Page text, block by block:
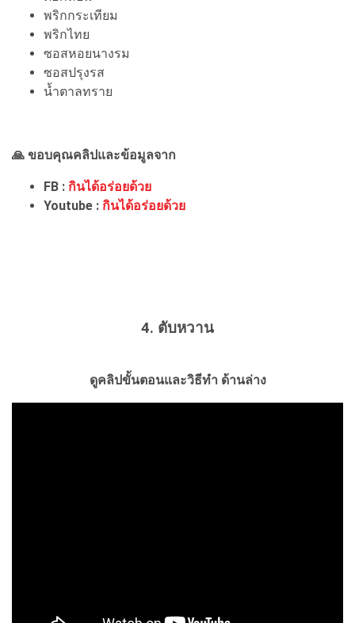
พริกกระเทียม
พริกไทย
ซอสหอยนางรม
ซอสปรุงรส
น้ำตาลทราย
🙏 ขอบคุณคลิปและข้อมูลจาก
FB : กินได้อร่อยด้วย
Youtube : กินได้อร่อยด้วย
4. ตับหวาน
ดูคลิปขั้นตอนและวิธีทำ ด้านล่าง